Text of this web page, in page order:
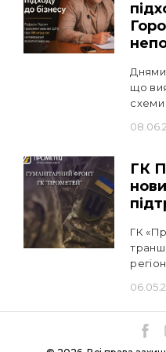
Днями
що
схеми
ГК
ГК
транш